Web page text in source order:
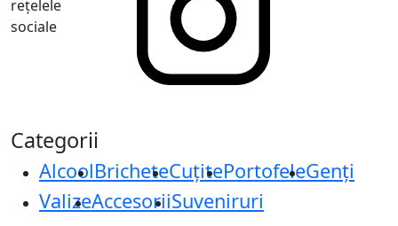
rețelele
sociale
Categorii
AlcoolBricheteCuțitePortofeleGenți
ValizeAccesoriiSuveniruri